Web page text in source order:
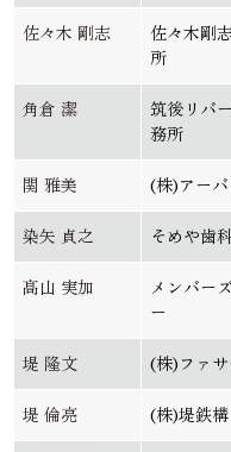
佐々木 剛志
佐々木剛
所
角倉 潔
筑後リバ
務所
関 雅美 (株)アー
染矢 貞之 そめや歯
髙山 実加
メンバー
ー
堤 隆文 (株)ファ
堤 倫亮 (株)堤鉄構